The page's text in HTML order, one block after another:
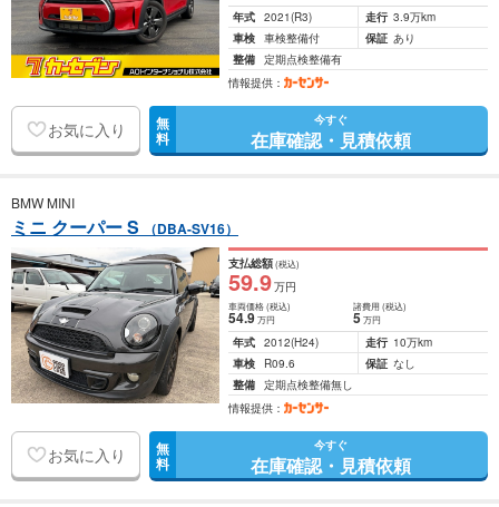
年式 2021(R3) 走行 3.9万km
車検 車検整備付 保証 あり
整備 定期点検整備有
情報提供：
お気に入り 無
料
今すぐ
在庫確認・見積依頼
BMW MINI
ミニ クーパー S （DBA-SV16）
支払総額(税込)
59.9万円
車両価格(税込)
54.9万円
諸費用 (税込)
5 万円
年式 2012(H24) 走行 10万km
車検
R09.6 保証 なし
整備 定期点検整備無し
情報提供：
お気に入り 無
料
今すぐ
在庫確認・見積依頼